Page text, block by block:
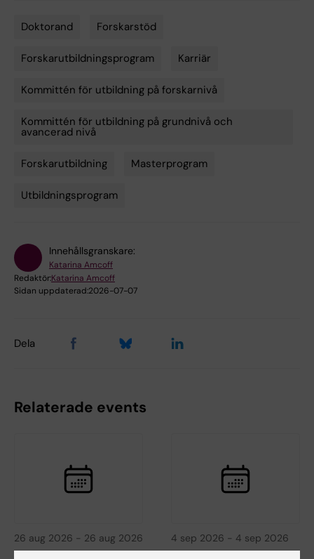
Doktorand Forskarstöd
Forskarutbildningsprogram Karriär
Kommittén för utbildning på forskarnivå
Kommittén för utbildning på grundnivå och
avancerad nivå
Forskarutbildning Masterprogram
Utbildningsprogram
Innehållsgranskare:
Katarina Amcoff
Redaktör:Katarina Amcoff
Sidan uppdaterad:2026-07-07
Dela
Relaterade events
26 aug 2026 - 26 aug 2026 4 sep 2026 - 4 sep 2026